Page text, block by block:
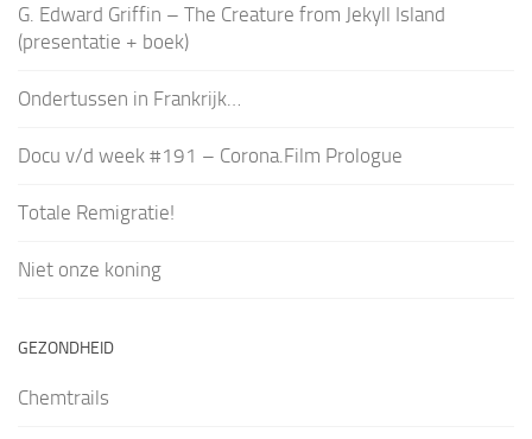
G. Edward Griffin – The Creature from Jekyll Island
(presentatie + boek)
Ondertussen in Frankrijk…
Docu v/d week #191 – Corona.Film Prologue
Totale Remigratie!
Niet onze koning
GEZONDHEID
Chemtrails